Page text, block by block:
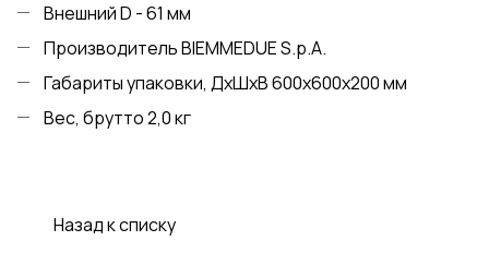
Внешний D - 61 мм
Производитель BIEMMEDUE S.p.A.
Габариты упаковки, ДхШхВ 600х600х200 мм
Вес, брутто 2,0 кг
Назад к списку